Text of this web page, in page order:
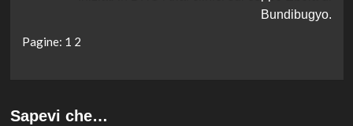
Bundibugyo.
Pagine: 1 2
Sapevi che…